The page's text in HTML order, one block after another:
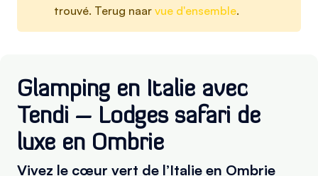
trouvé. Terug naar vue d'ensemble.
Glamping en Italie avec
Tendi – Lodges safari de
luxe en Ombrie
Vivez le cœur vert de l’Italie en Ombrie